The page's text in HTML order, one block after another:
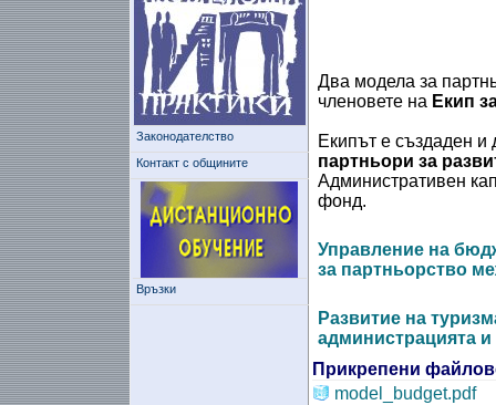
Законодателство
Контакт с общините
Връзки
Два модела за
членовете на Екип
Екипът е създаден и
партньори за
Административен
фонд.
Управление на
за партньорство
Развитие на
администрацията
Прикрепени
model_budget.pdf